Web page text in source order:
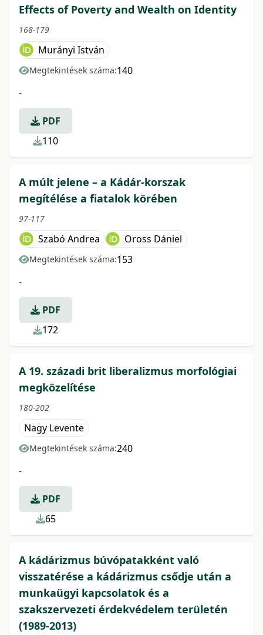
Effects of Poverty and Wealth on Identity
168-179
Murányi István
Megtekintések száma:140
-
PDF
110
A múlt jelene – a Kádár-korszak
megítélése a fiatalok körében
97-117
Szabó Andrea Oross Dániel
Megtekintések száma:153
-
PDF
172
A 19. századi brit liberalizmus morfológiai
megközelítése
180-202
Nagy Levente
Megtekintések száma:240
-
PDF
65
A kádárizmus búvópatakként való
visszatérése a kádárizmus csődje után a
munkaügyi kapcsolatok és a
szakszervezeti érdekvédelem területén
(1989-2013)